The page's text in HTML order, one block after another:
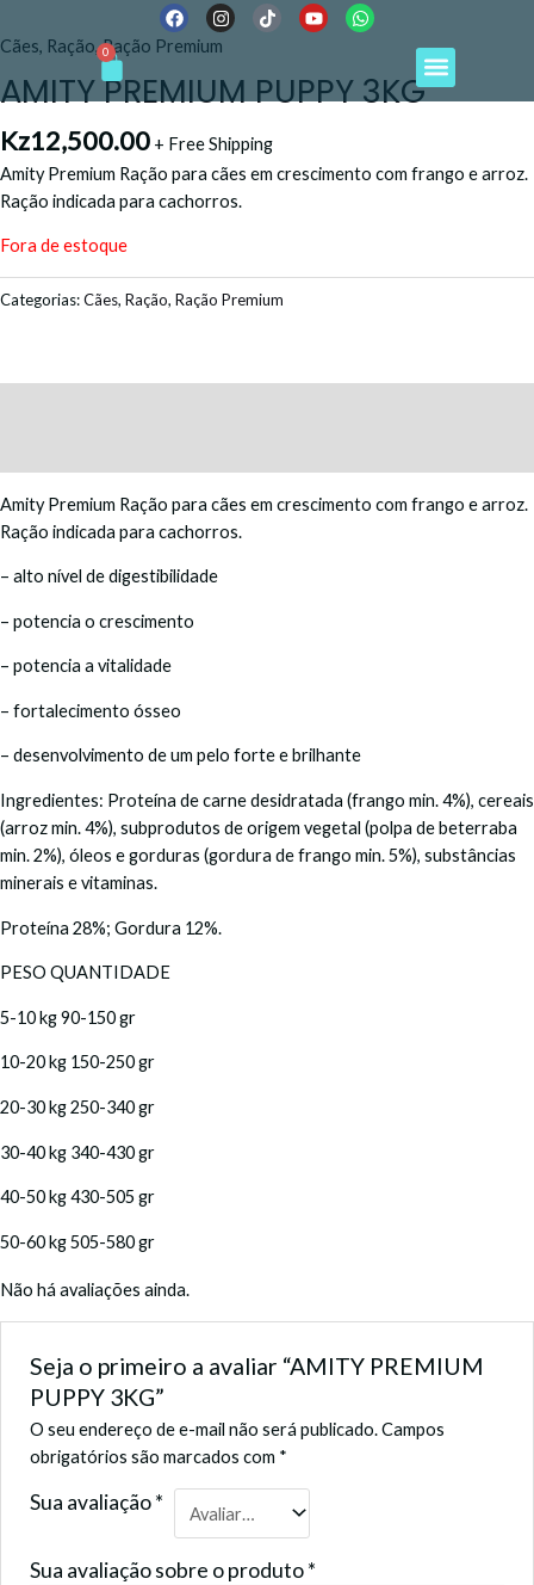
para
conteúdo
0 Cart Menu
F
a
c
b
o
k
I
n
s
a
g
a
m
T
i
o
k
Y
o
u
b
W
h
s
a
Cães, Ração,Ração Premium
AMITY PREMIUM PUPPY 3KG
Kz12,500.00 + Free Shipping
Amity Premium Ração para cães em crescimento com frango e arroz.
Ração indicada para cachorros.
Fora de estoque
Categorias:Cães, Ração, Ração Premium
Amity Premium Ração para cães em crescimento com frango e arroz.
Ração indicada para cachorros.
– alto nível de digestibilidade
– potencia o crescimento
– potencia a vitalidade
– fortalecimento ósseo
– desenvolvimento de um pelo forte e brilhante
Ingredientes: Proteína de carne desidratada (frango min. 4%), cereais
(arroz min. 4%), subprodutos de origem vegetal (polpa de beterraba
min. 2%), óleos e gorduras (gordura de frango min. 5%), substâncias
minerais e vitaminas.
Proteína 28%; Gordura 12%.
PESO QUANTIDADE
5-10 kg 90-150 gr
10-20 kg 150-250 gr
20-30 kg 250-340 gr
30-40 kg 340-430 gr
40-50 kg 430-505 gr
50-60 kg 505-580 gr
Não há avaliações ainda.
Seja o primeiro a avaliar “AMITY PREMIUM
PUPPY 3KG”
O seu endereço de e-mail não será publicado.Campos
obrigatórios são marcados com *
Sua avaliação*
Sua avaliação sobre o produto*